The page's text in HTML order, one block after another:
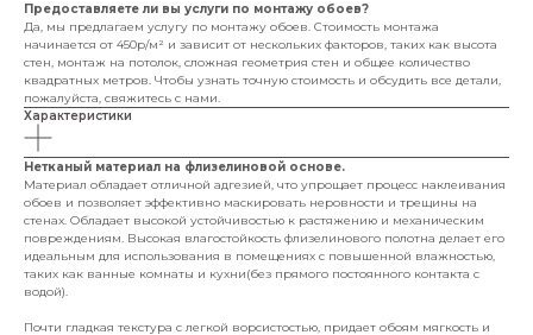
Предоставляете ли вы услуги по монтажу обоев?
Да, мы предлагаем услугу по монтажу обоев. Стоимость монтажа
начинается от 450р/м² и зависит от нескольких факторов, таких как высота
стен, монтаж на потолок, сложная геометрия стен и общее количество
квадратных метров. Чтобы узнать точную стоимость и обсудить все детали,
пожалуйста, свяжитесь с нами.
Характеристики
Нетканый материал на флизелиновой основе.
Материал обладает отличной адгезией, что упрощает процесс наклеивания
обоев и позволяет эффективно маскировать неровности и трещины на
стенах. Обладает высокой устойчивостью к растяжению и механическим
повреждениям. Высокая влагостойкость флизелинового полотна делает его
идеальным для использования в помещениях с повышенной влажностью,
таких как ванные комнаты и кухни(без прямого постоянного контакта с
водой).
Почти гладкая текстура с легкой ворсистостью, придает обоям мягкость и